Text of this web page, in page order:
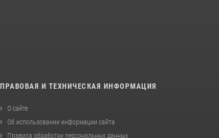
ПРАВОВАЯ И ТЕХНИЧЕСКАЯ ИНФОРМАЦИЯ
О сайте
Об использовании информации сайта
Правила обработки персональных данных